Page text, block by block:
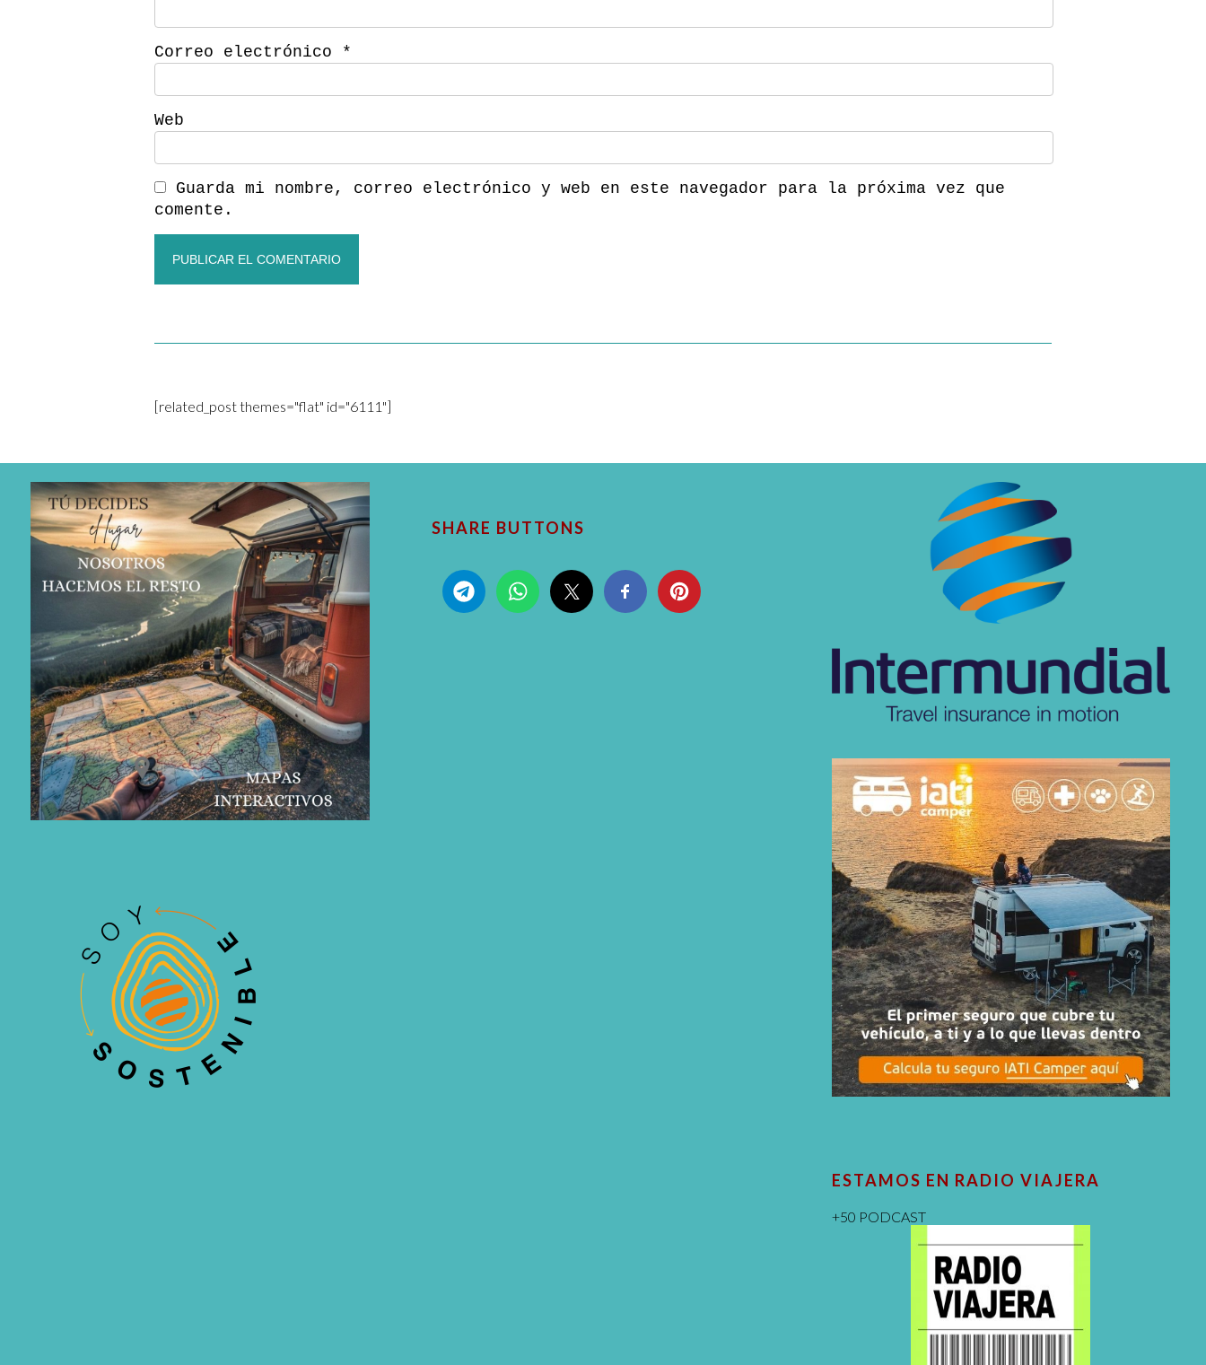
Correo electrónico *
Web
Guarda mi nombre, correo electrónico y web en este navegador para la próxima vez que
comente.
[related_post themes="flat" id="6111"]
SHARE BUTTONS
ESTAMOS EN RADIO VIAJERA
+50 PODCAST